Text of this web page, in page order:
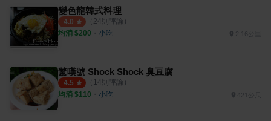
變色龍韓式料理
4.0 （ 24則評論）
均消 $200 ・ 小吃
驚嘆號 Shock Shock 臭豆腐
4.5 （ 14則評論）
均消 $110 ・ 小吃 421公尺